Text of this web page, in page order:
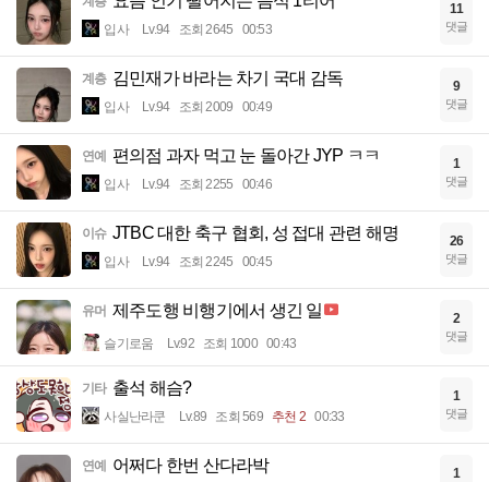
입사 Lv.94 조회 2645 00:53
11
댓글
계층 김민재가 바라는 차기 국대 감독
입사 Lv.94 조회 2009 00:49
9
댓글
연예 편의점 과자 먹고 눈 돌아간 JYP ㅋㅋ
입사 Lv.94 조회 2255 00:46
1
댓글
이슈 JTBC 대한 축구 협회, 성 접대 관련 해명
입사 Lv.94 조회 2245 00:45
26
댓글
유머 제주도행 비행기에서 생긴 일
슬기로움 Lv.92 조회 1000 00:43
2
댓글
기타 출석 해슴?
사실난라쿤 Lv.89 조회 569 추천 2 00:33
1
댓글
연예 어쩌다 한번 산다라박 1